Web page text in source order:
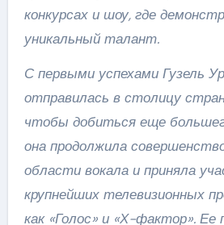
конкурсах и шоу, где
уникальный талант.
С первыми успехами Гузель
отправилась в столицу
чтобы добиться еще
она продолжила
области вокала и приняла
крупнейших телевизионных
как «Голос» и «Х-фактор».